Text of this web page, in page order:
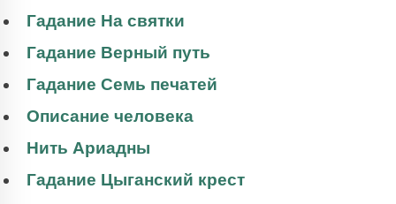
Гадание На святки
Гадание Верный путь
Гадание Семь печатей
Описание человека
Нить Ариадны
Гадание Цыганский крест